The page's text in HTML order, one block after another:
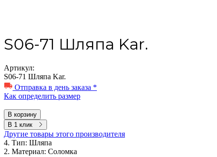
S06-71 Шляпа Kar.
Артикул:
S06-71 Шляпа Kar.
Отправка в день заказа *
Как определить размер
В корзину
В 1 клик
Другие товары этого производителя
4. Тип: Шляпа
2. Материал: Соломка